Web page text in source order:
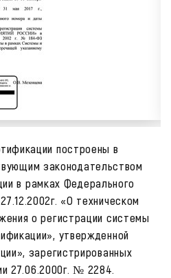
построены в
законодательством
в рамках Федерального
«О техническом
о регистрации системы
утвержденной
зарегистрированных
27.06.2000г. № 2284.